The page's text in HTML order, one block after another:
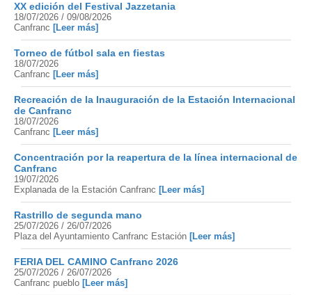
XX edición del Festival Jazzetania
18/07/2026 / 09/08/2026
Canfranc [Leer más]
Torneo de fútbol sala en fiestas
18/07/2026
Canfranc [Leer más]
Recreación de la Inauguración de la Estación Internacional
de Canfranc
18/07/2026
Canfranc [Leer más]
Concentración por la reapertura de la línea internacional de
Canfranc
19/07/2026
Explanada de la Estación Canfranc [Leer más]
Rastrillo de segunda mano
25/07/2026 / 26/07/2026
Plaza del Ayuntamiento Canfranc Estación [Leer más]
FERIA DEL CAMINO Canfranc 2026
25/07/2026 / 26/07/2026
Canfranc pueblo [Leer más]